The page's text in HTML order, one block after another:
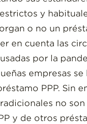
y
o no un
en cuenta las
por la
empresas se
PPP. Sin
no son
y de otros